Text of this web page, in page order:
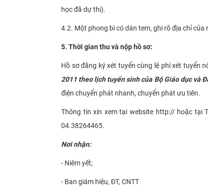
học đã dự thi).
4.2. Một phong bì có dán tem, ghi rõ địa chỉ của
5. Thời gian thu và nộp hồ sơ:
Hồ sơ đăng ký xét tuyển cùng lệ phí xét tuyển
2011 theo lịch tuyển sinh của Bộ Giáo dục và
điện chuyển phát nhanh, chuyển phát ưu tiên.
Thông tin xin xem tại website http:// hoặc tại
04.38264465.
Nơi nhận:
- Niêm yết;
- Ban giám hiệu, ĐT, CNTT